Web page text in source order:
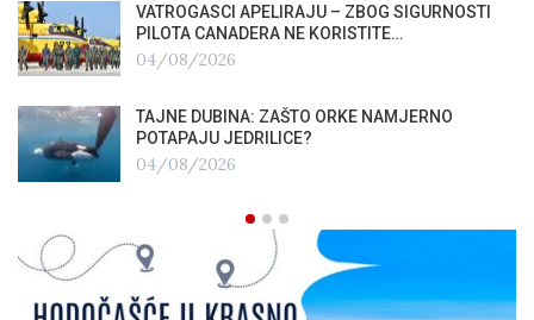
VATROGASCI APELIRAJU – ZBOG SIGURNOSTI
PILOTA CANADERA NE KORISTITE…
04/08/2026
TAJNE DUBINA: ZAŠTO ORKE NAMJERNO
POTAPAJU JEDRILICE?
04/08/2026